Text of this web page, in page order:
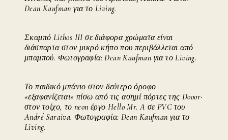
Dean Kaufman για το Living.
Σκαμπό Lithos III σε διάφορα χρώματα είναι
διάσπαρτα στον μικρό κήπο που περιβάλλεται από
μπαμπού. Φωτογραφία: Dean Kaufman για το Living.
Το παιδικό μπάνιο στον δεύτερο όροφο
«εξαφανίζεται» πίσω από τις ασημί πόρτες της Dooor·
στον τοίχο, το neon έργο Hello Mr. A σε PVC του
André Saraiva. Φωτογραφία: Dean Kaufman για το
Living.